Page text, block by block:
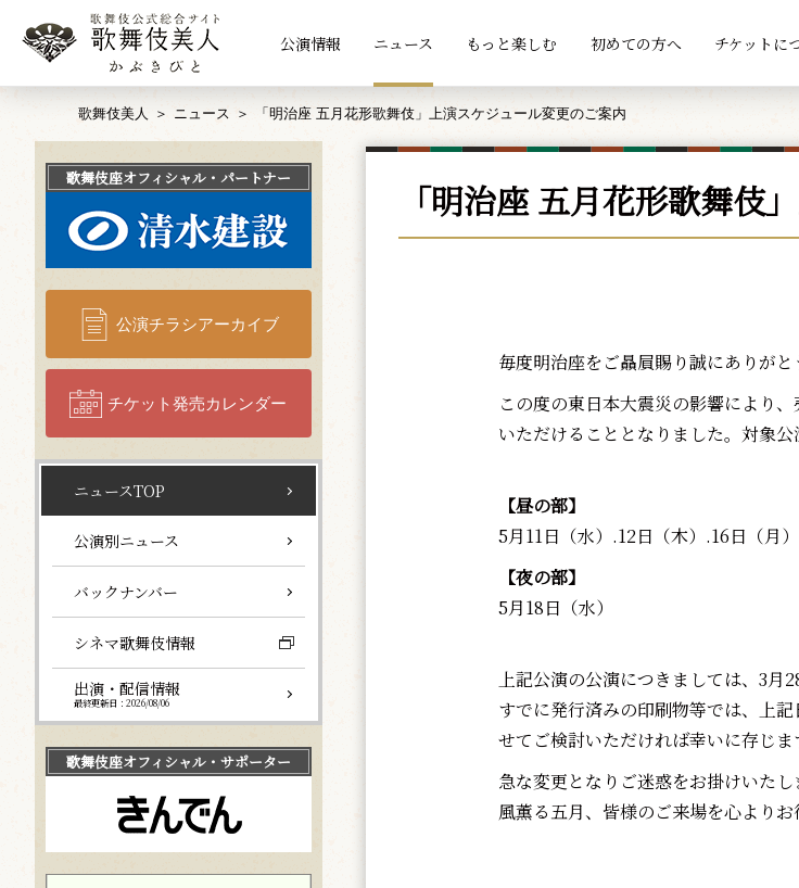
公演情報 ニュース もっと楽しむ 初めての方へ チケットに
歌舞伎美人 ニュース 「明治座 五月花形歌舞伎」上演スケジュール変更のご案内
「明治座 五月花形歌舞伎
毎度明治座をご贔屓賜り誠にありがと
この度の東日本大震災の影響により
いただけることとなりました。対象公
【昼の部】
5月11日（水）.12日（木）.16日（月
【夜の部】
5月18日（水）
上記公演の公演につきましては、3月
すでに発行済みの印刷物等では、上
せてご検討いただければ幸いに存じま
急な変更となりご迷惑をお掛けいた
風薫る五月、皆様のご来場を心よりお
歌舞伎座オフィシャル・パートナー
公演チラシアーカイブ
チケット発売カレンダー
ニュースTOP
公演別ニュース
バックナンバー
シネマ歌舞伎情報
出演・配信情報
最終更新日：2026/08/06
歌舞伎座オフィシャル・サポーター